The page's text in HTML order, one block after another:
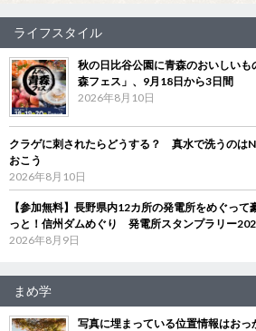
ライフスタイル
秋の日比谷公園に青森のおいし
森フェス」、9月18日から3日間
2026年8月10日
クラゲに刺されたらどうする？ 真水で洗うのは
おこう
2026年8月10日
【参加無料】長野県内12カ所の発電所をめぐっ
っと！信州ダムめぐり 発電所スタンプラリー
2026年8月9日
まめ学
写真に埋まっている位置情報はお